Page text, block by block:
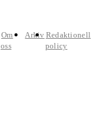
Om
oss
Arkiv Redaktionell
policy